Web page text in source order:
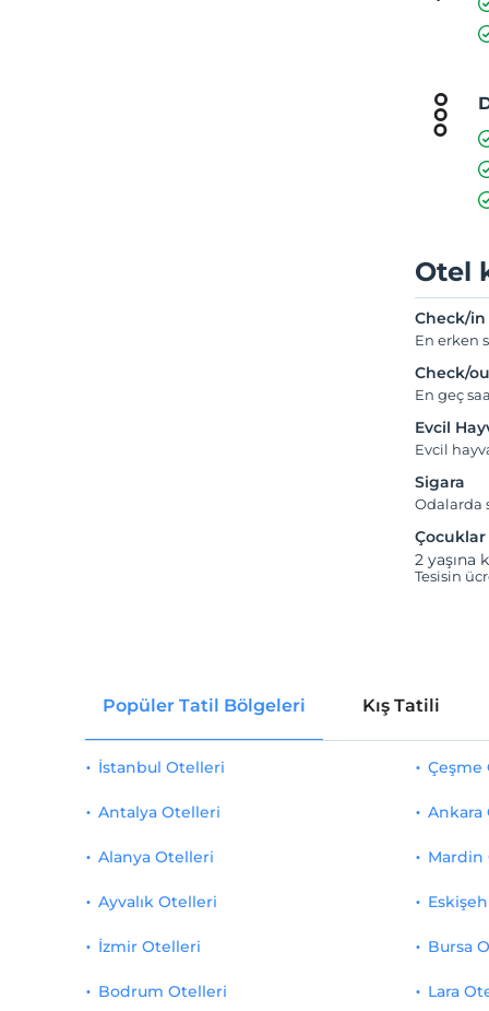
Otel
Check/in
En erken
Check/
En geç
Evcil
Evcil
Sigara
Odalarda
Çocuklar
2 yaşına
Tesisin
Popüler Tatil Bölgeleri Kış Tatili
İstanbul Otelleri
Antalya Otelleri
Alanya Otelleri
Ayvalık Otelleri
İzmir Otelleri
Çeşme
Ankara
Mardin
Bursa
Bodrum Otelleri Lara